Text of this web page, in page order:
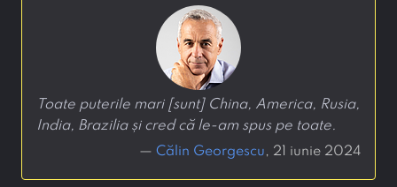
Toate puterile mari [sunt] China, America, Rusia,
India, Brazilia și cred că le-am spus pe toate.
— Călin Georgescu, 21 iunie 2024